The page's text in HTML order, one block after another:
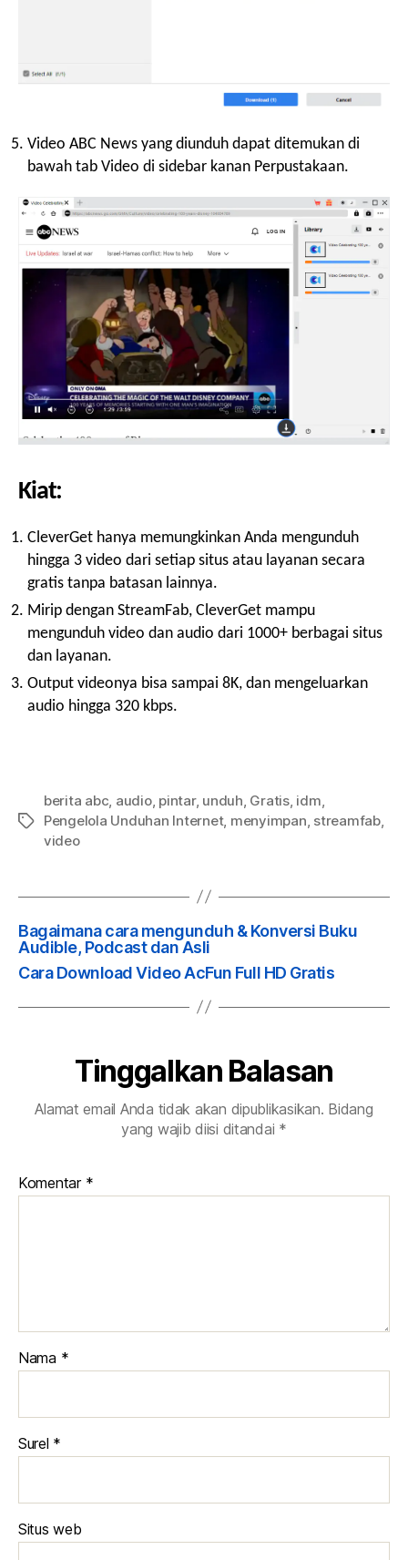
Video ABC News yang diunduh dapat ditemukan di
bawah tab Video di sidebar kanan Perpustakaan.
Kiat:
CleverGet hanya memungkinkan Anda mengunduh
hingga 3 video dari setiap situs atau layanan secara
gratis tanpa batasan lainnya.
Mirip dengan StreamFab, CleverGet mampu
mengunduh video dan audio dari 1000+ berbagai situs
dan layanan.
Output videonya bisa sampai 8K, dan mengeluarkan
audio hingga 320 kbps.
Tag
berita abc audio, pintar, unduh Gratis, idm
Pengelola Unduhan Internet, menyimpan streamfab,
video
Bagaimana cara mengunduh & Konversi Buku
Audible, Podcast dan Asli
Cara Download Video AcFun Full HD Gratis
Tinggalkan Balasan
Alamat email Anda tidak akan dipublikasikan. Bidang
yang wajib diisi ditandai *
Komentar *
Nama *
Surel *
Situs web